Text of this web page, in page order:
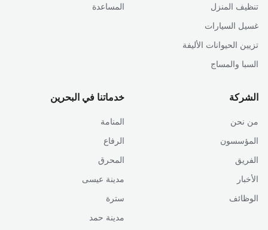
تنظيف المنزل
غسيل السيارات
تزيين الحيوانات الأليفة
السبا والمساج
المساعدة
الشركة
من نحن
المؤسسون
الفريق
الأخبار
الوظائف
خدماتنا في البحرين
المنامة
الرفاع
المحرق
مدينة عيسى
سترة
مدينة حمد